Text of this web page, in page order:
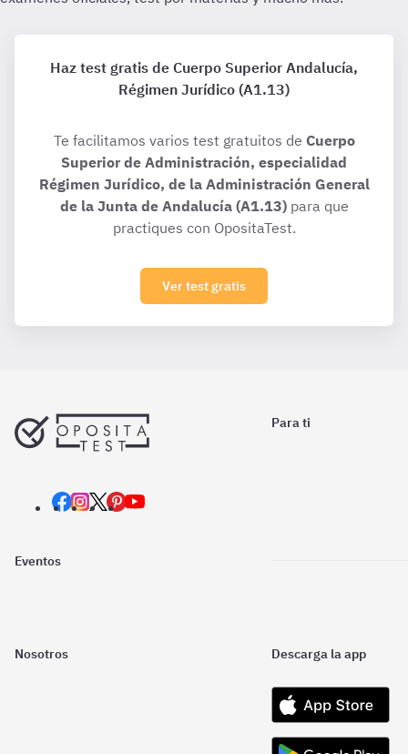
Haz test gratis de Cuerpo Superior Andalucía,
Régimen Jurídico (A1.13)
Te facilitamos varios test gratuitos de Cuerpo
Superior de Administración, especialidad
Régimen Jurídico, de la Administración General
de la Junta de Andalucía (A1.13)para que
practiques con OpositaTest.
Ver test gratis
Para ti
Eventos
Nosotros Descarga la app